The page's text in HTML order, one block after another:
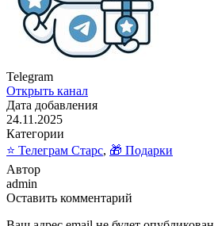
Telegram
Открыть канал
Дата добавления
24.11.2025
Категории
⭐ Телеграм Старс, 🎁 Подарки
Автор
admin
Оставить комментарий